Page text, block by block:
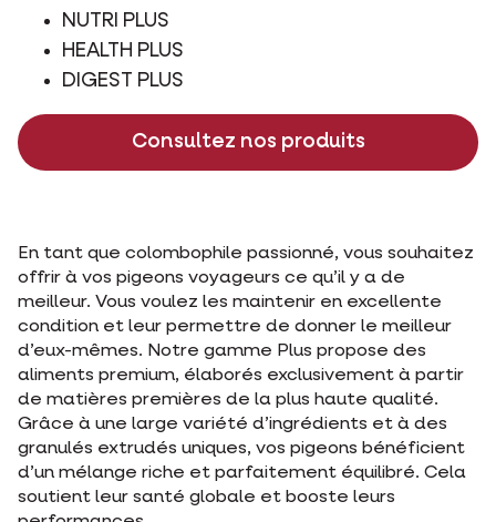
NUTRI PLUS
HEALTH PLUS
DIGEST PLUS
Consultez nos produits
En tant que colombophile passionné, vous souhaitez
offrir à vos pigeons voyageurs ce qu’il y a de
meilleur. Vous voulez les maintenir en excellente
condition et leur permettre de donner le meilleur
d’eux-mêmes. Notre gamme Plus propose des
aliments premium, élaborés exclusivement à partir
de matières premières de la plus haute qualité.
Grâce à une large variété d’ingrédients et à des
granulés extrudés uniques, vos pigeons bénéficient
d’un mélange riche et parfaitement équilibré. Cela
soutient leur santé globale et booste leurs